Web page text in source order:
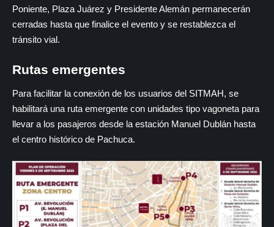
Poniente, Plaza Juárez y Presidente Alemán permanecerán
cerradas hasta que finalice el evento y se restablezca el
tránsito vial.
Rutas emergentes
Para facilitar la conexión de los usuarios del SITMAH, se
habilitará una ruta emergente con unidades tipo vagoneta para
llevar a los pasajeros desde la estación Manuel Dublán hasta
el centro histórico de Pachuca.